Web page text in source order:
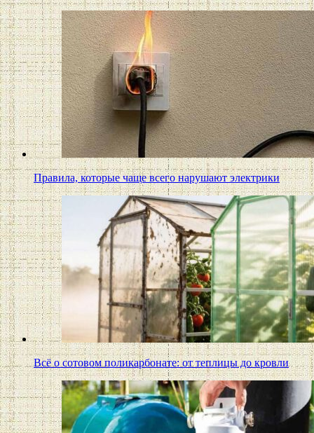
Правила, которые чаще всего нарушают электрики
Всё о сотовом поликарбонате: от теплицы до кровли